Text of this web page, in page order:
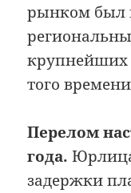
рынком был
крупнейших
того
Перелом
года.
задержки